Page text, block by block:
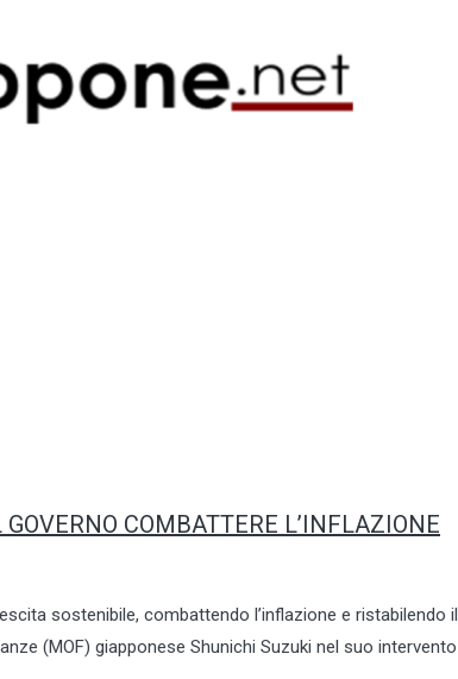
COMBATTERE L’INFLAZIONE
sostenibile, combattendo l’inflazione e ristabilendo il
(MOF) giapponese Shunichi Suzuki nel suo intervento